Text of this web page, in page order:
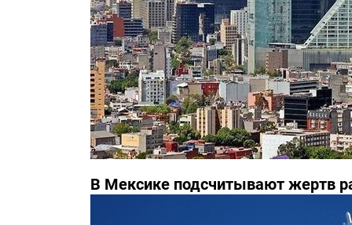
В Мексике подсчитывают жертв